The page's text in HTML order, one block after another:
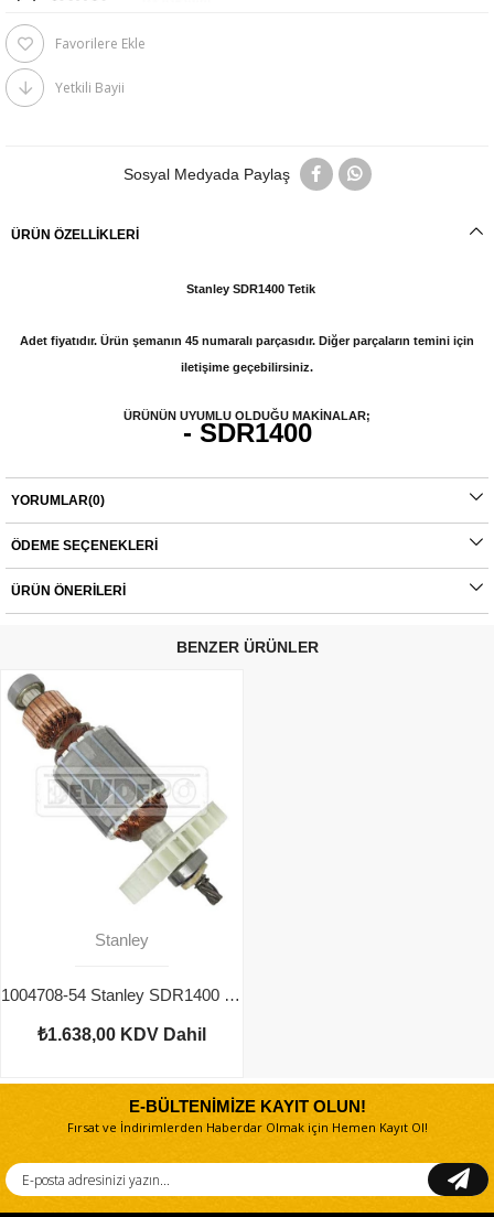
Favorilere Ekle
Yetkili Bayii
Sosyal Medyada Paylaş
ÜRÜN ÖZELLIKLERI
Stanley SDR1400 Tetik
Adet fiyatıdır. Ürün şemanın 45 numaralı parçasıdır. Diğer parçaların temini için
iletişime geçebilirsiniz.
ÜRÜNÜN UYUMLU OLDUĞU MAKİNALAR;
- SDR1400
montajlarda ürünlerin iade veya değişim süreçleri bulunmamaktadır. Yedek
parçalar tamamı orijinal olup, fabrikadan çıkmadan kontrol edilmektedir. Yetkili
servis haricinde yapılan montajlardan kaynaklı sorunlar tamamen müşteriye aittir.
Ürünlerin değişim süreçlerindeki kargo bedelleri müşteriye aittir.
YORUMLAR(0)
ÖDEME SEÇENEKLERI
ÜRÜN ÖNERILERI
BENZER ÜRÜNLER
Stanley
1004708-54 Stanley SDR1400 Endüvi
₺1.638,00 KDV Dahil
E-BÜLTENİMİZE KAYIT OLUN!
Fırsat ve İndirimlerden Haberdar Olmak için Hemen Kayıt Ol!